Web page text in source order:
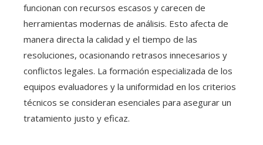
funcionan con recursos escasos y carecen de
herramientas modernas de análisis. Esto afecta de
manera directa la calidad y el tiempo de las
resoluciones, ocasionando retrasos innecesarios y
conflictos legales. La formación especializada de los
equipos evaluadores y la uniformidad en los criterios
técnicos se consideran esenciales para asegurar un
tratamiento justo y eficaz.